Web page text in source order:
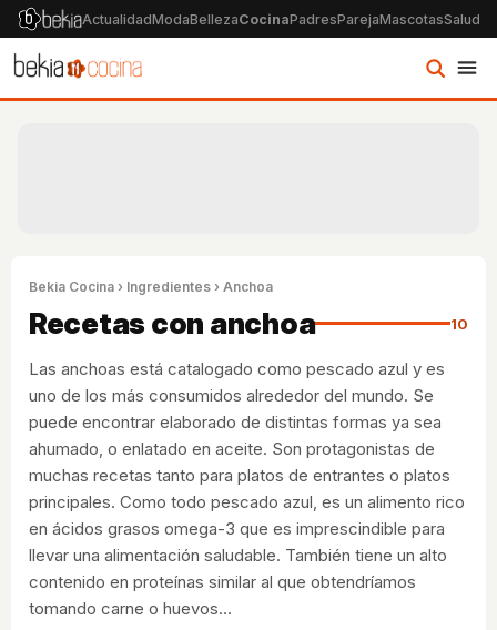
ActualidadModaBellezaCocinaPadresParejaMascotasSalud
Bekia Cocina › Ingredientes › Anchoa
Recetas con anchoa 10
Las anchoas está catalogado como pescado azul y es
uno de los más consumidos alrededor del mundo. Se
puede encontrar elaborado de distintas formas ya sea
ahumado, o enlatado en aceite. Son protagonistas de
muchas recetas tanto para platos de entrantes o platos
principales. Como todo pescado azul, es un alimento rico
en ácidos grasos omega-3 que es imprescindible para
llevar una alimentación saludable. También tiene un alto
contenido en proteínas similar al que obtendríamos
tomando carne o huevos…